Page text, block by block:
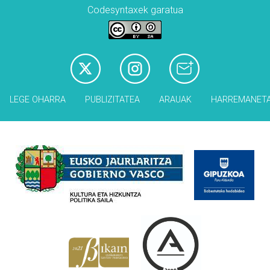
Codesyntaxek garatua
LEGE OHARRA PUBLIZITATEA ARAUAK